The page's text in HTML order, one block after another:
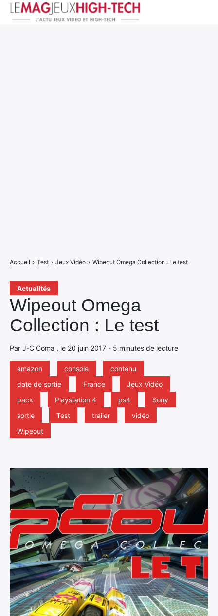
Actualités
Wipeout Omega
Collection : Le test
Par J-C Coma , le 20 juin 2017 - 5 minutes de lecture
amazon console
contenu
date de sortie
France
Jeux Vidéo
pack
Playstation 4 ps4
Sony
sortie
Test trailer
vidéo
Wipeout
Accueil › Test › Jeux Vidéo › Wipeout Omega Collection : Le test